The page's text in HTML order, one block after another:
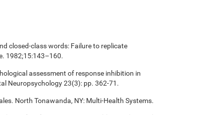
closed-class words: Failure to replicate
1982;15:143–160.
assessment of response inhibition in
Neuropsychology 23(3): pp. 362-71.
North Tonawanda, NY: Multi-Health Systems.